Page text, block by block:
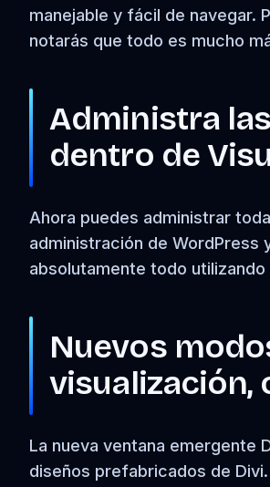
manejable y fácil de navegar.
notarás que todo es mucho
Administra
dentro de
Ahora puedes administrar
administración de WordPress
absolutamente todo
Nuevos
visualización,
La nueva ventana emergente
diseños prefabricados de